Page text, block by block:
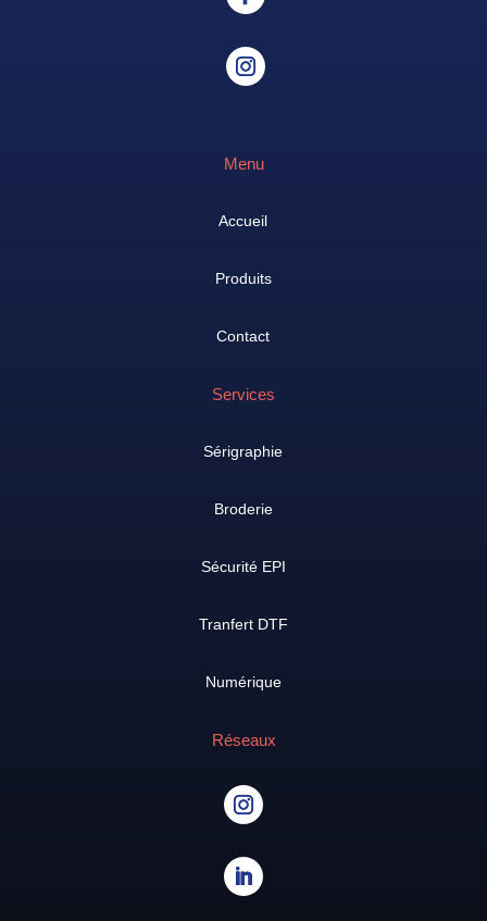
Menu
Accueil
Produits
Contact
Services
Sérigraphie
Broderie
Sécurité EPI
Tranfert DTF
Numérique
Réseaux